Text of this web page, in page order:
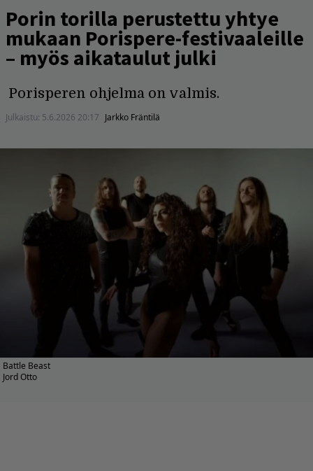
Porin torilla perustettu yhtye
mukaan Porispere-festivaaleille
– myös aikataulut julki
Porisperen ohjelma on valmis.
Julkaistu: 5.6.2026 20:17 Jarkko Fräntilä
Battle Beast
Jord Otto